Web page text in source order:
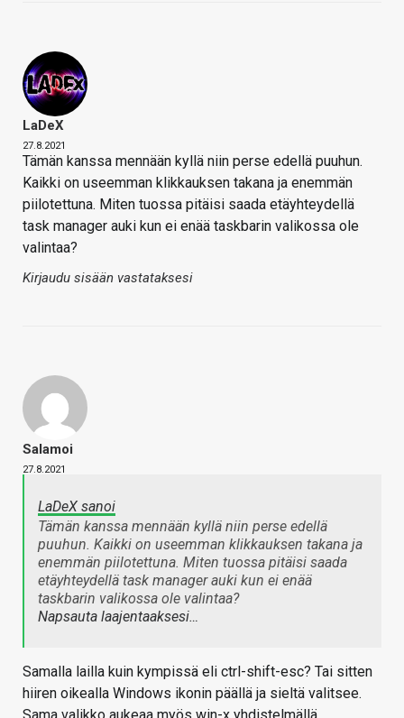
LaDeX
27.8.2021
Tämän kanssa mennään kyllä niin perse edellä puuhun.
Kaikki on useemman klikkauksen takana ja enemmän
piilotettuna. Miten tuossa pitäisi saada etäyhteydellä
task manager auki kun ei enää taskbarin valikossa ole
valintaa?
Kirjaudu sisään vastataksesi
Salamoi
27.8.2021
LaDeX sanoi
Tämän kanssa mennään kyllä niin perse edellä
puuhun. Kaikki on useemman klikkauksen takana ja
enemmän piilotettuna. Miten tuossa pitäisi saada
etäyhteydellä task manager auki kun ei enää
taskbarin valikossa ole valintaa?
Napsauta laajentaaksesi…
Samalla lailla kuin kympissä eli ctrl-shift-esc? Tai sitten
hiiren oikealla Windows ikonin päällä ja sieltä valitsee.
Sama valikko aukeaa myös win-x yhdistelmällä.